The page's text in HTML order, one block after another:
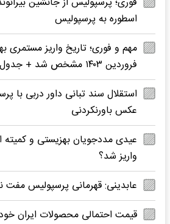
اسطوره به پرسپولیس
مهم و فوری؛ تاریخ واریز مستمری
فروردین ۱۴۰۳ مشخص شد + جدول پرداخت
استقلال سند تبانی داور دربی با
عکس باورنکردنی
عیدی مددجویان بهزیستی و کمیته
واریز شد؟
عابدینی: قهرمانی پرسپولیس مفت
قیمت احتمالی محصولات ایران خودرو